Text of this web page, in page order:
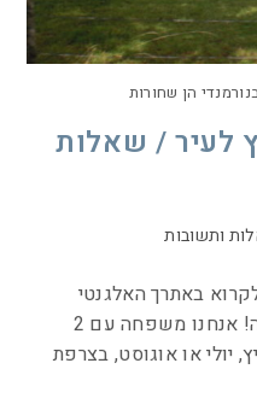
הן שחורות
לעיר / שאלות
ותשובות
באתרך האלגנטי
והמעוצב. בהחלט נותן השראה! אנחנו משפחה עם 2
יולי או אוגוסט, בצרפת